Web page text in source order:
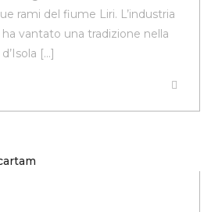
rami del fiume Liri. L’industria
vantato una tradizione nella
[…]